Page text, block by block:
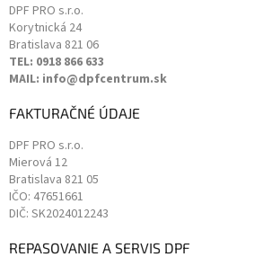
DPF PRO s.r.o.
Korytnická 24
Bratislava 821 06
TEL: 0918 866 633
MAIL: info@dpfcentrum.sk
FAKTURAČNÉ ÚDAJE
DPF PRO s.r.o.
Mierová 12
Bratislava 821 05
IČO: 47651661
DIČ: SK2024012243
REPASOVANIE A SERVIS DPF